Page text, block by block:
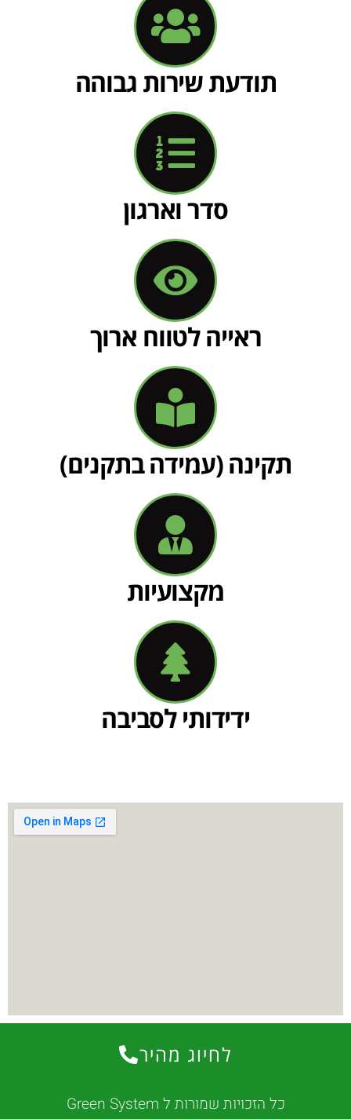
תודעת שירות גבוהה
סדר וארגון
ראייה לטווח ארוך
תקינה (עמידה בתקנים)
מקצועיות
ידידותי לסביבה
לחיוג מהיר
כל הזכויות שמורות ל Green System